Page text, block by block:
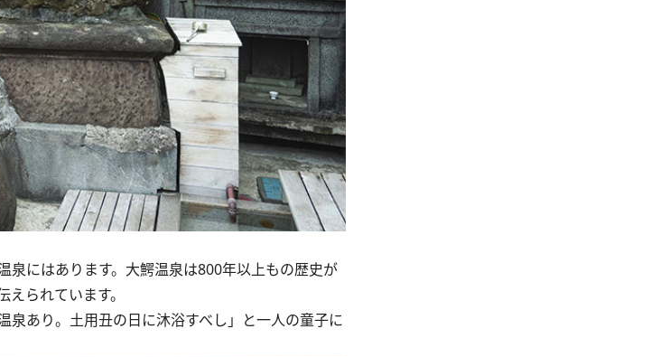
にはあります。大鰐温泉は800年以上もの歴史が
られています。
あり。土用丑の日に沐浴すべし」と一人の童子に